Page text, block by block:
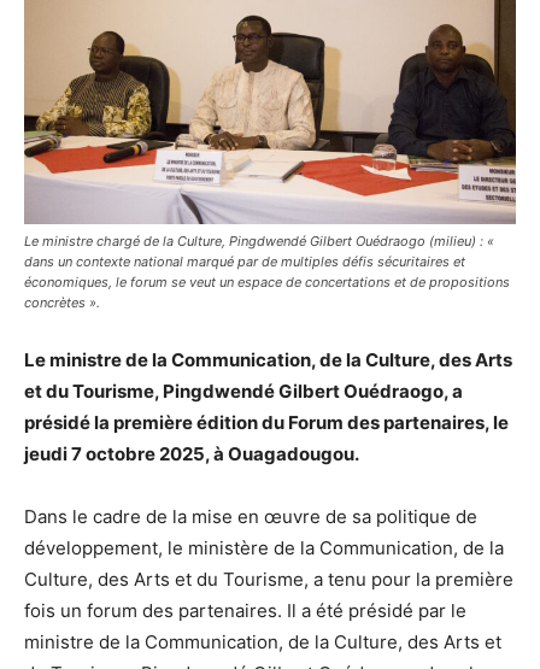
Le ministre chargé de la Culture, Pingdwendé Gilbert Ouédraogo (milieu) : «
dans un contexte national marqué par de multiples défis sécuritaires et
économiques, le forum se veut un espace de concertations et de propositions
concrètes ».
Le ministre de la Communication, de la Culture, des Arts
et du Tourisme, Pingdwendé Gilbert Ouédraogo, a
présidé la première édition du Forum des partenaires, le
jeudi 7 octobre 2025, à Ouagadougou.
Dans le cadre de la mise en œuvre de sa politique de
développement, le ministère de la Communication, de la
Culture, des Arts et du Tourisme, a tenu pour la première
fois un forum des partenaires. Il a été présidé par le
ministre de la Communication, de la Culture, des Arts et